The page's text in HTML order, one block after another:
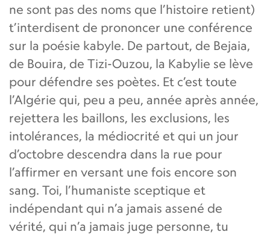
ne sont pas des noms que l’histoire retient)
t’interdisent de prononcer une conférence
sur la poésie kabyle. De partout, de Bejaia,
de Bouira, de Tizi-Ouzou, la Kabylie se lève
pour défendre ses poètes. Et c’est toute
l’Algérie qui, peu a peu, année après année,
rejettera les baillons, les exclusions, les
intolérances, la médiocrité et qui un jour
d’octobre descendra dans la rue pour
l’affirmer en versant une fois encore son
sang. Toi, l’humaniste sceptique et
indépendant qui n’a jamais assené de
vérité, qui n’a jamais juge personne, tu